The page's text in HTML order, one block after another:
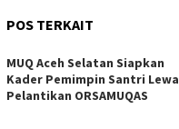
POS TERKAIT
MUQ Aceh Selatan Siapkan
Kader Pemimpin Santri
Pelantikan ORSAMUQAS